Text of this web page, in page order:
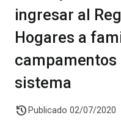
ingresar al
Hogares a
campamentos
sistema
history Publicado 02/07/2020